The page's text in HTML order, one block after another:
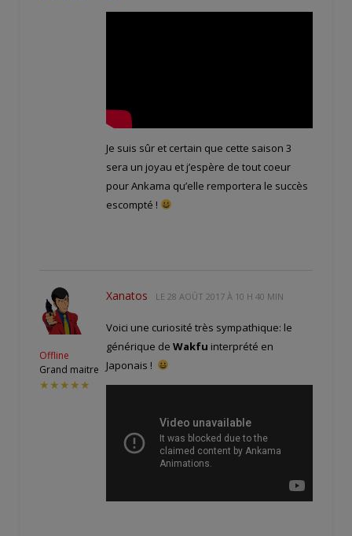
Je suis sûr et certain que cette saison 3
sera un joyau et j’espère de tout coeur
pour Ankama qu’elle remportera le succès
escompté !
Offline
Grand maitre
★★★★★
Xanatos LE 28 AOÛT 2017 À 10 H 40 MIN
Voici une curiosité très sympathique: le
générique de Wakfu interprété en
Japonais !